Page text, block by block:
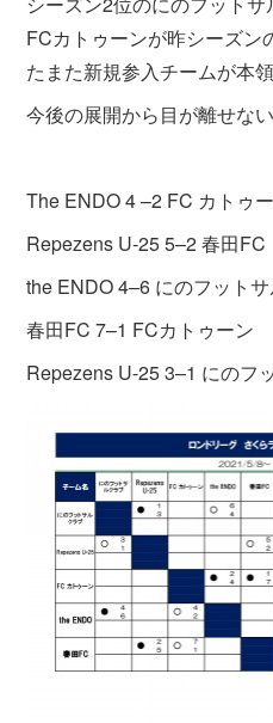
FCカトゥーンが昨シーズン
たまた新規参入チームが本
今後の展開から目が離せない
The ENDO 4 –2 FC カトゥ
Repezens U-25 5–2 春田FC
the ENDO 4–6 にのフット
春田FC 7–1 FCカトゥーン
Repezens U-25 3–1 にのフ